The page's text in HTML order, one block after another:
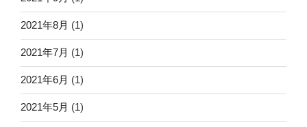
2021年8月 (1)
2021年7月 (1)
2021年6月 (1)
2021年5月 (1)